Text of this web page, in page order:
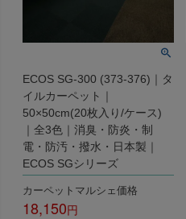
ECOS SG-300 (373-376)｜タ
イルカーペット｜
50×50cm(20枚入り/ケース)
｜全3色｜消臭・防炎・制
電・防汚・撥水・日本製｜
ECOS SGシリーズ
カーペットマルシェ価格
18,150